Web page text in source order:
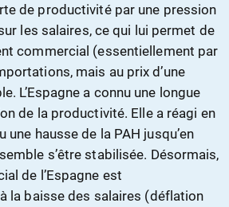
de productivité par une pression
les salaires, ce qui lui permet de
commercial (essentiellement par
mais au prix d’une
L’Espagne a connu une longue
de la productivité. Elle a réagi en
une hausse de la PAH jusqu’en
s’être stabilisée. Désormais,
de l’Espagne est
la baisse des salaires (déflation